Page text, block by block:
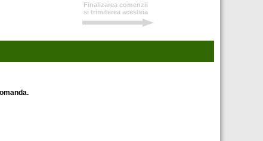
Finalizarea comenzii
si trimiterea acesteia